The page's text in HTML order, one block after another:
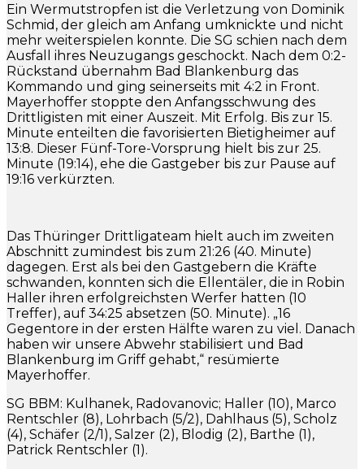
Ein Wermutstropfen ist die Verletzung von Dominik
Schmid, der gleich am Anfang umknickte und nicht
mehr weiterspielen konnte. Die SG schien nach dem
Ausfall ihres Neuzugangs geschockt. Nach dem 0:2-
Rückstand übernahm Bad Blankenburg das
Kommando und ging seinerseits mit 4:2 in Front.
Mayerhoffer stoppte den Anfangsschwung des
Drittligisten mit einer Auszeit. Mit Erfolg. Bis zur 15.
Minute enteilten die favorisierten Bietigheimer auf
13:8. Dieser Fünf-Tore-Vorsprung hielt bis zur 25.
Minute (19:14), ehe die Gastgeber bis zur Pause auf
19:16 verkürzten.
Das Thüringer Drittligateam hielt auch im zweiten
Abschnitt zumindest bis zum 21:26 (40. Minute)
dagegen. Erst als bei den Gastgebern die Kräfte
schwanden, konnten sich die Ellentäler, die in Robin
Haller ihren erfolgreichsten Werfer hatten (10
Treffer), auf 34:25 absetzen (50. Minute). „16
Gegentore in der ersten Hälfte waren zu viel. Danach
haben wir unsere Abwehr stabilisiert und Bad
Blankenburg im Griff gehabt,“ resümierte
Mayerhoffer.
SG BBM: Kulhanek, Radovanovic; Haller (10), Marco
Rentschler (8), Lohrbach (5/2), Dahlhaus (5), Scholz
(4), Schäfer (2/1), Salzer (2), Blodig (2), Barthe (1),
Patrick Rentschler (1).